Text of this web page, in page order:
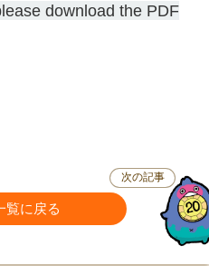
download the PDF
覧に戻る
次の記事